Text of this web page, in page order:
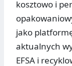
kosztowo i
jako
aktualnych
EFSA i